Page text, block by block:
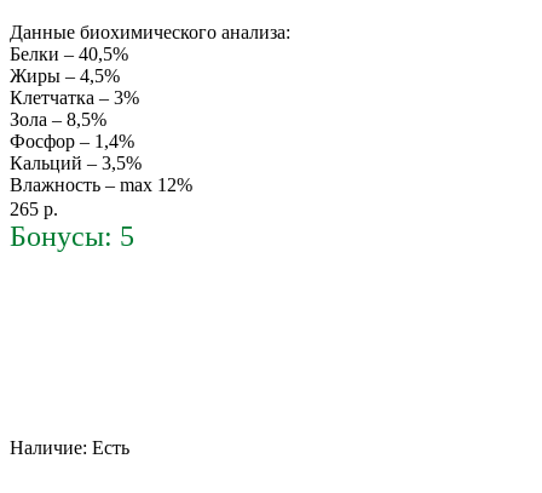
Данные биохимического анализа:
Белки – 40,5%
Жиры – 4,5%
Клетчатка – 3%
Зола – 8,5%
Фосфор – 1,4%
Кальций – 3,5%
Влажность – max 12%
265 р.
Бонусы: 5
Наличие: Есть